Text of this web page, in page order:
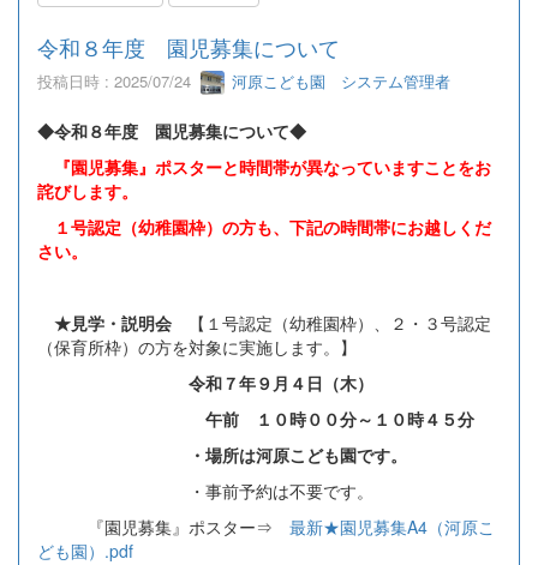
令和８年度 園児募集について
投稿日時 : 2025/07/24 河原こども園 システム管理者
◆令和８年度 園児募集について◆
『園児募集』ポスターと時間帯が異なっていますことをお
詫びします。
１号認定（幼稚園枠）の方も、下記の時間帯にお越しくだ
さい。
★見学・説明会 【１号認定（幼稚園枠）、２・３号認定
（保育所枠）の方を対象に実施します。】
令和７年９月４日（木）
午前 １０時００分～１０時４５分
・場所は河原こども園です。
・事前予約は不要です。
『園児募集』ポスター⇒ 最新★園児募集A4（河原こ
ども園）.pdf